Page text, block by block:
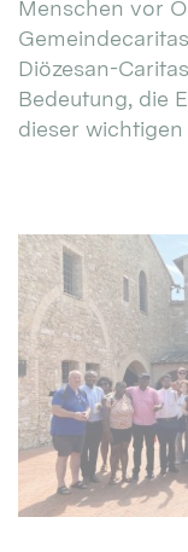
Menschen vor
Diözesan-
Bedeutung, die
dieser wichtigen